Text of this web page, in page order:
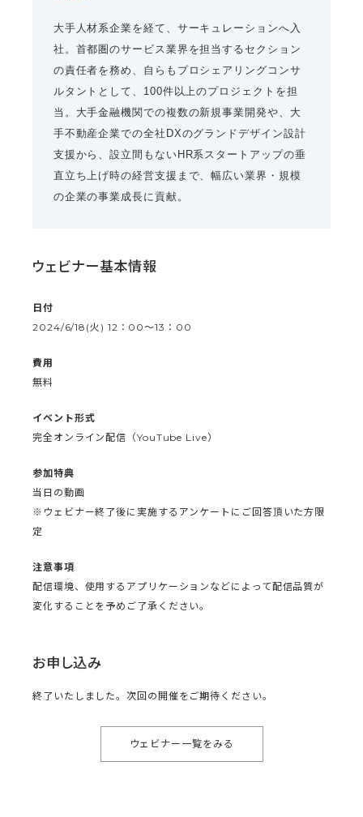
大手人材系企業を経て、サーキュレーションへ入
社。首都圏のサービス業界を担当するセクション
の責任者を務め、自らもプロシェアリングコンサ
ルタントとして、100件以上のプロジェクトを担
当。大手金融機関での複数の新規事業開発や、大
手不動産企業での全社DXのグランドデザイン設計
支援から、設立間もないHR系スタートアップの垂
直立ち上げ時の経営支援まで、幅広い業界・規模
の企業の事業成長に貢献。
ウェビナー基本情報
日付
2024/6/18(火) 12：00〜13：00
費用
無料
イベント形式
完全オンライン配信（YouTube Live）
参加特典
当日の動画
※ウェビナー終了後に実施するアンケートにご回答頂いた方限
定
注意事項
配信環境、使用するアプリケーションなどによって配信品質が
変化することを予めご了承ください。
お申し込み
終了いたしました。次回の開催をご期待ください。
ウェビナー一覧をみる